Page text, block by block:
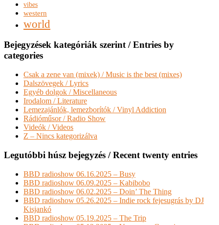
vibes
western
world
Bejegyzések kategóriák szerint / Entries by
categories
Csak a zene van (mixek) / Music is the best (mixes)
Dalszövegek / Lyrics
Egyéb dolgok / Miscellaneous
Irodalom / Literature
Lemezajánlók, lemezborítók / Vinyl Addiction
Rádióműsor / Radio Show
Videók / Videos
Z – Nincs kategorizálva
Legutóbbi húsz bejegyzés / Recent twenty entries
BBD radioshow 06.16.2025 – Busy
BBD radioshow 06.09.2025 – Kabibobo
BBD radioshow 06.02.2025 – Doin’ The Thing
BBD radioshow 05.26.2025 – Indie rock fejesugrás by DJ
Kisjankó
BBD radioshow 05.19.2025 – The Trip